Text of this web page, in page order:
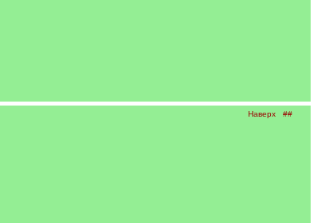
Наверх ##